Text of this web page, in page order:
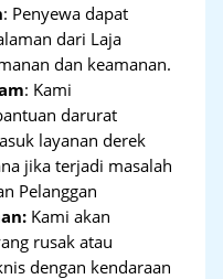
: Penyewa dapat
dari Laja
dan keamanan.
: Kami
darurat
layanan derek
jika terjadi masalah
Pelanggan
Kami akan
rusak atau
dengan kendaraan